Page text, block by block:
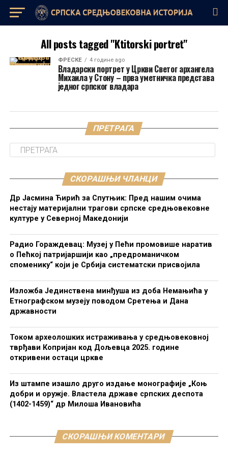
All posts tagged "Ktitorski portret"
ФРЕСКЕ 4 године ago
Владарски портрет у Цркви Светог архангела
Михаила у Стону – прва уметничка представа
једног српског владара
ПРЕТРАГА
СКОРАШЊИ ЧЛАНЦИ
Др Јасмина Ћирић за Спутњик: Пред нашим очима
нестају материјални трагови српске средњовековне
културе у Северној Македонији
Радио Гораждевац: Музеј у Пећи промовише наратив
о Пећкој патријаршији као „предроманичком
споменику“ који је Србија систематски присвојила
Изложба Јединствена минђуша из доба Немањића у
Етнографском музеју поводом Сретења и Дана
државности
Током археолошких истраживања у средњовековној
тврђави Копријан код Дољевца 2025. године
откривени остаци цркве
Из штампе изашло друго издање монографије „Коњ
добри и оружје. Властела државе српских деспота
(1402-1459)“ др Милоша Ивановића
СКОРАШЊИ КОМЕНТАРИ